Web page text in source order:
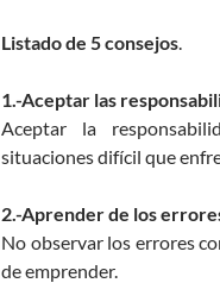
Listado de 5 consejos.
1.-Aceptar las
Aceptar la
situaciones difícil que
2.-Aprender de los
No observar los errores
de emprender.